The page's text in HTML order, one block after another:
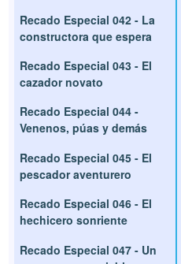
Recado Especial 042 - La
constructora que espera
Recado Especial 043 - El
cazador novato
Recado Especial 044 -
Venenos, púas y demás
Recado Especial 045 - El
pescador aventurero
Recado Especial 046 - El
hechicero sonriente
Recado Especial 047 - Un